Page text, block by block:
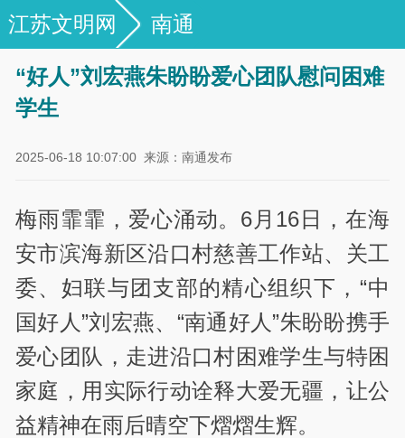
江苏文明网 南通
“好人”刘宏燕朱盼盼爱心团队慰问困难
学生
2025-06-18 10:07:00 来源：南通发布
梅雨霏霏，爱心涌动。6月16日，在海
安市滨海新区沿口村慈善工作站、关工
委、妇联与团支部的精心组织下，“中
国好人”刘宏燕、“南通好人”朱盼盼携手
爱心团队，走进沿口村困难学生与特困
家庭，用实际行动诠释大爱无疆，让公
益精神在雨后晴空下熠熠生辉。